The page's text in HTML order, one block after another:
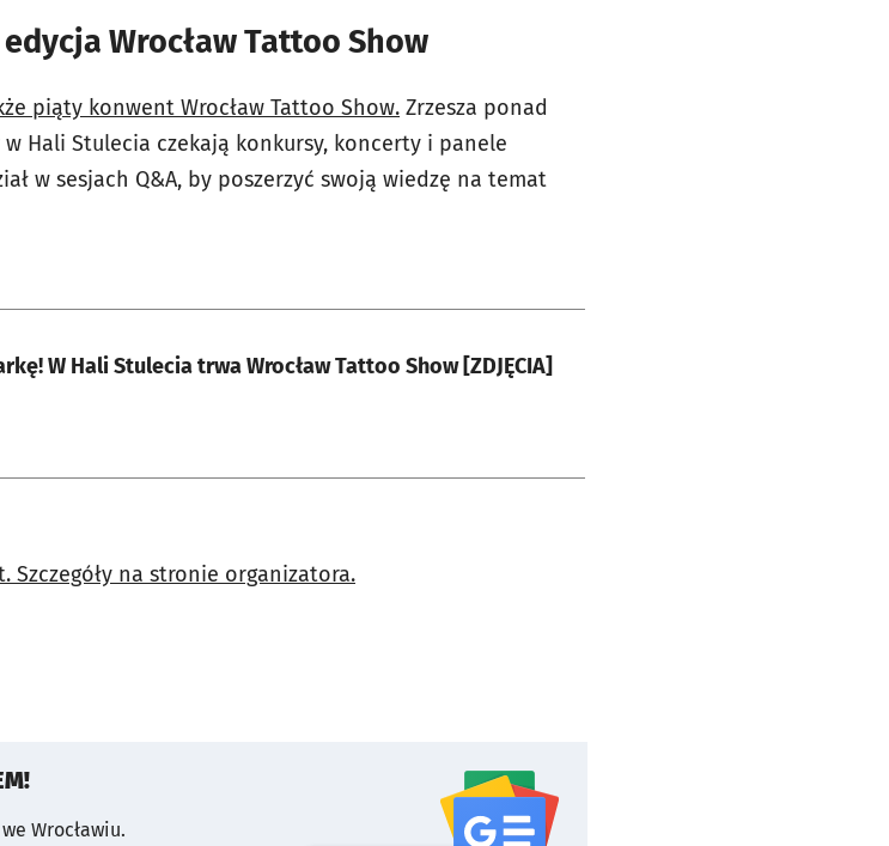
Wrocław Tattoo Show
piąty konwent Wrocław Tattoo Show. Zrzesza ponad
Hali Stulecia czekają konkursy, koncerty i panele
w sesjach Q&A, by poszerzyć swoją wiedzę na temat
W Hali Stulecia trwa Wrocław Tattoo Show [ZDJĘCIA]
na stronie organizatora.
Wrocławiu.